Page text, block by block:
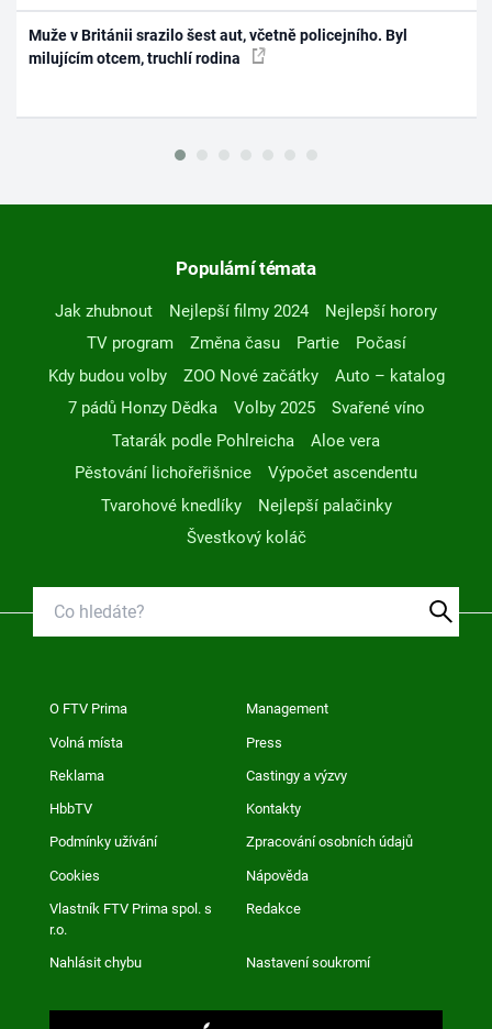
Muže v Británii srazilo šest aut, včetně policejního. Byl
milujícím otcem, truchlí rodina
Populární témata
Jak zhubnout Nejlepší filmy 2024
Nejlepší horory
TV program
Změna času Partie
Počasí
Kdy budou volby
ZOO Nové začátky
Auto – katalog
7 pádů Honzy Dědka
Volby 2025
Svařené víno
Tatarák podle Pohlreicha
Aloe vera
Pěstování lichořeřišnice
Výpočet ascendentu
Tvarohové knedlíky
Nejlepší palačinky
Švestkový koláč
O FTV Prima Management
Volná místa Press
Reklama Castingy a výzvy
HbbTV Kontakty
Podmínky užívání Zpracování osobních údajů
Cookies Nápověda
Vlastník FTV Prima spol. s
r.o.
Redakce
Nahlásit chybu Nastavení soukromí